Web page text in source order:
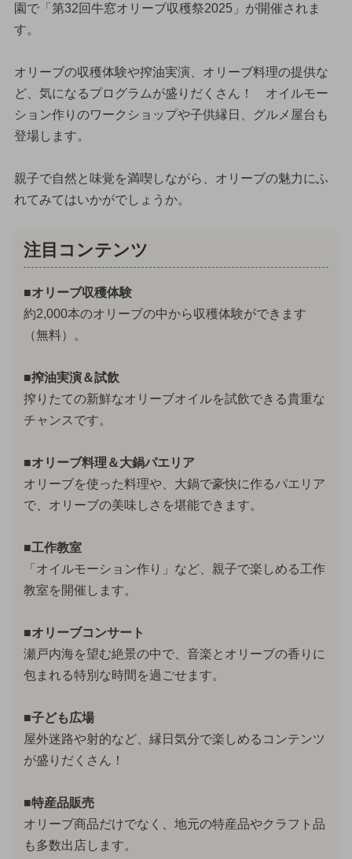
園で「第32回牛窓オリーブ収穫祭2025」が開催されま
す。
オリーブの収穫体験や搾油実演、オリーブ料理の提供な
ど、気になるプログラムが盛りだくさん！ オイルモー
ション作りのワークショップや子供縁日、グルメ屋台も
登場します。
親子で自然と味覚を満喫しながら、オリーブの魅力にふ
れてみてはいかがでしょうか。
注目コンテンツ
■オリーブ収穫体験
約2,000本のオリーブの中から収穫体験ができます
（無料）。
■搾油実演＆試飲
搾りたての新鮮なオリーブオイルを試飲できる貴重な
チャンスです。
■オリーブ料理＆大鍋パエリア
オリーブを使った料理や、大鍋で豪快に作るパエリア
で、オリーブの美味しさを堪能できます。
■工作教室
「オイルモーション作り」など、親子で楽しめる工作
教室を開催します。
■オリーブコンサート
瀬戸内海を望む絶景の中で、音楽とオリーブの香りに
包まれる特別な時間を過ごせます。
■子ども広場
屋外迷路や射的など、縁日気分で楽しめるコンテンツ
が盛りだくさん！
■特産品販売
オリーブ商品だけでなく、地元の特産品やクラフト品
も多数出店します。